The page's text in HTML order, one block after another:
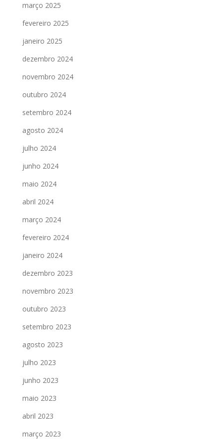
março 2025
fevereiro 2025
janeiro 2025
dezembro 2024
novembro 2024
outubro 2024
setembro 2024
agosto 2024
julho 2024
junho 2024
maio 2024
abril 2024
março 2024
fevereiro 2024
janeiro 2024
dezembro 2023
novembro 2023
outubro 2023
setembro 2023
agosto 2023
julho 2023
junho 2023
maio 2023
abril 2023
março 2023